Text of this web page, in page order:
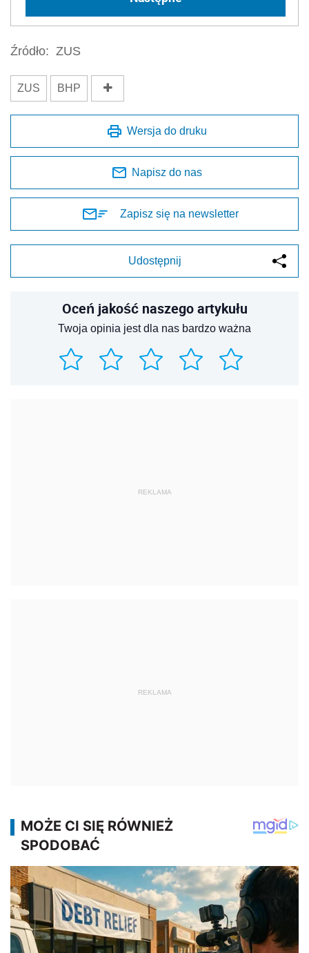
Źródło: ZUS
ZUS BHP
Wersja do druku
Napisz do nas
Zapisz się na newsletter
Udostępnij
Oceń jakość naszego artykułu
Twoja opinia jest dla nas bardzo ważna
REKLAMA
REKLAMA